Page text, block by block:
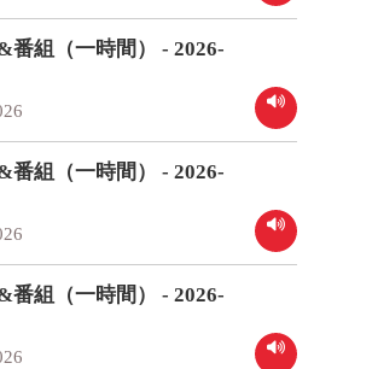
番組（一時間） - 2026-
番組（一時間） - 2026-
番組（一時間） - 2026-